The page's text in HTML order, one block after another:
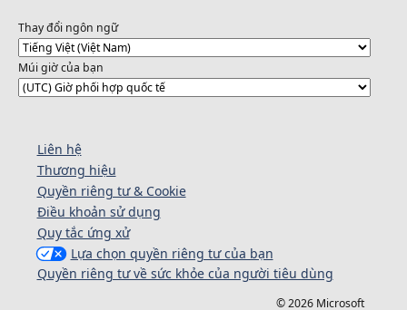
Thay đổi ngôn ngữ
Múi giờ của bạn
Liên hệ
Thương hiệu
Quyền riêng tư & Cookie
Điều khoản sử dụng
Quy tắc ứng xử
Lựa chọn quyền riêng tư của bạn
Quyền riêng tư về sức khỏe của người tiêu dùng
© 2026 Microsoft